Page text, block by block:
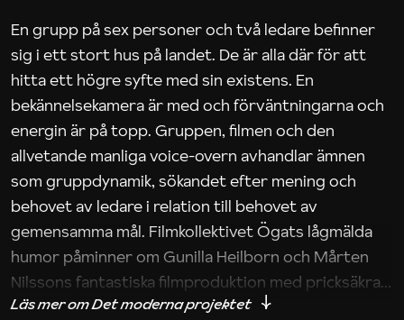
En grupp på sex personer och två ledare befinner
sig i ett stort hus på landet. De är alla där för att
hitta ett högre syfte med sin existens. En
bekännelsekamera är med och förväntningarna och
energin är på topp. Gruppen, filmen och den
allvetande manliga voice-overn avhandlar ämnen
som gruppdynamik, sökandet efter mening och
behovet av ledare i relation till behovet av
gemensamma mål. Filmkollektivet Ögats lågmälda
humor påminner om Gunilla Heilborn och Mårten
Nilssons fantastiska filmproduktion med pricksäkra
iakttagelser om hur svårt det kan vara att omsätta